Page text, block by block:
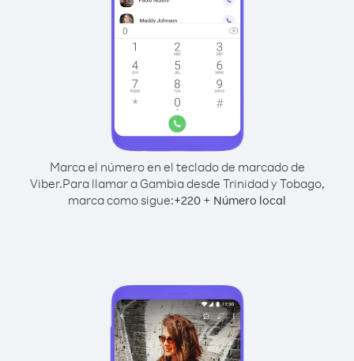
Marca el número en el teclado de marcado de
Viber.Para llamar a Gambia desde Trinidad y Tobago,
marca como sigue:+220 + Número local